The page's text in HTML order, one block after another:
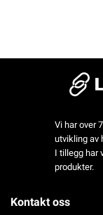
Vi har over
utvikling av
I tillegg har
produkter.
Kontakt oss